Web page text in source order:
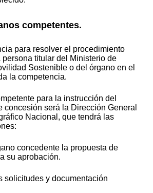
competentes.
para resolver el procedimiento
titular del Ministerio de
Sostenible o del órgano en el
la competencia.
para la instrucción del
concesión será la Dirección General
Nacional, que tendrá las
concedente la propuesta de
su aprobación.
y documentación